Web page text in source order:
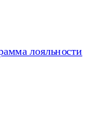
лояльности